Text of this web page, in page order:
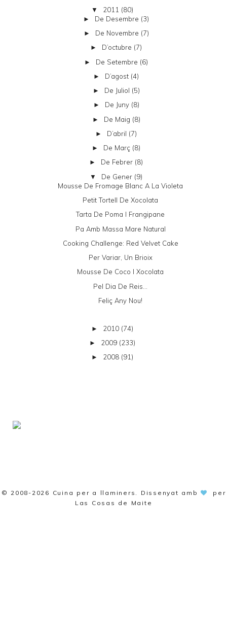
▼ 2011 (80)
► De Desembre (3)
► De Novembre (7)
► D’octubre (7)
► De Setembre (6)
► D’agost (4)
► De Juliol (5)
► De Juny (8)
► De Maig (8)
► D’abril (7)
► De Març (8)
► De Febrer (8)
▼ De Gener (9)
Mousse De Fromage Blanc A La Violeta
Petit Tortell De Xocolata
Tarta De Poma I Frangipane
Pa Amb Massa Mare Natural
Cooking Challenge: Red Velvet Cake
Per Variar, Un Brioix
Mousse De Coco I Xocolata
Pel Dia De Reis...
Feliç Any Nou!
► 2010 (74)
► 2009 (233)
► 2008 (91)
© 2008-2026 Cuina per a llaminers . Dissenyat amb
per
Las Cosas de Maite